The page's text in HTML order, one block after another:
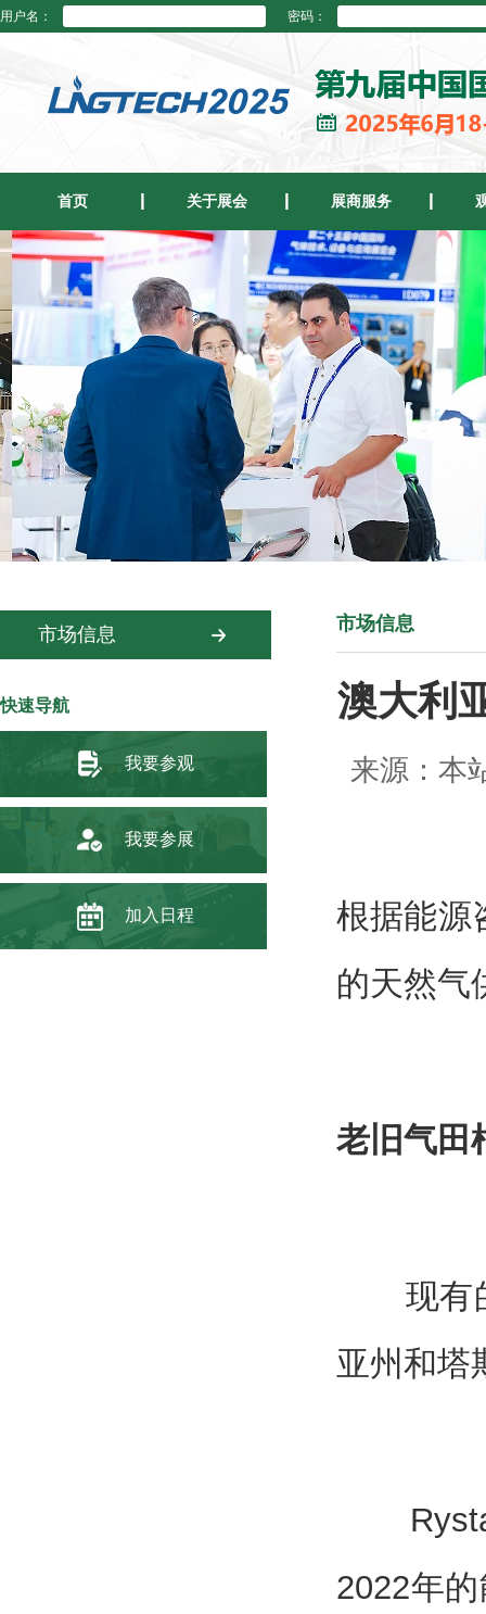
用户名： 密码：
首页 关于展会 展商服务
市场信息
快速导航
我要参观
我要参展
加入日程
市场信息
澳大利
来源：本
根据能源
的天然气
老旧气田
现有的
亚州和塔
Rystad
2022年